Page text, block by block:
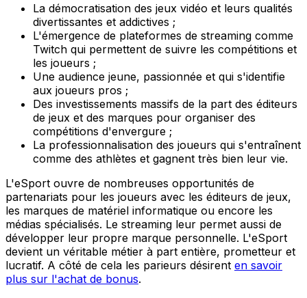
La démocratisation des jeux vidéo et leurs qualités
divertissantes et addictives ;
L'émergence de plateformes de streaming comme
Twitch qui permettent de suivre les compétitions et
les joueurs ;
Une audience jeune, passionnée et qui s'identifie
aux joueurs pros ;
Des investissements massifs de la part des éditeurs
de jeux et des marques pour organiser des
compétitions d'envergure ;
La professionnalisation des joueurs qui s'entraînent
comme des athlètes et gagnent très bien leur vie.
L'eSport ouvre de nombreuses opportunités de
partenariats pour les joueurs avec les éditeurs de jeux,
les marques de matériel informatique ou encore les
médias spécialisés. Le streaming leur permet aussi de
développer leur propre marque personnelle. L'eSport
devient un véritable métier à part entière, prometteur et
lucratif. A côté de cela les parieurs désirent en savoir
plus sur l'achat de bonus.